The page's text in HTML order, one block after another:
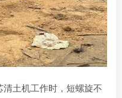
土机工作时，短螺旋不